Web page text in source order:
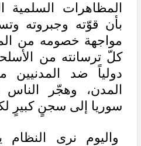
المظاهرات السلمية
بأن قوّته وجبروته
مواجهة خصومه من
كلّ ترسانته من
دولياً ضد المدنيين
المدن، وهجّر
سوريا إلى سجنٍ كبيرٍ
واليوم نرى النظام